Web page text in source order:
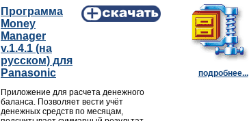
Программа
Money
Manager
v.1.4.1 (на
русском) для
Panasonic
Приложение для расчета денежного
баланса. Позволяет вести учёт
денежных средств по месяцам,
подробнее...